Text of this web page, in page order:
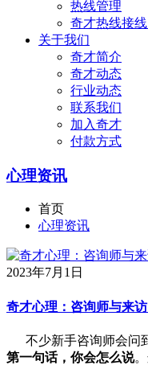
热线管理
奇才热线接
关于我们
奇才简介
奇才动态
行业动态
联系我们
加入奇才
付款方式
心理资讯
首页
心理资讯
2023年7月1日
奇才心理：咨询师与来
不少新手咨询师会问
第一句话，你会怎么说